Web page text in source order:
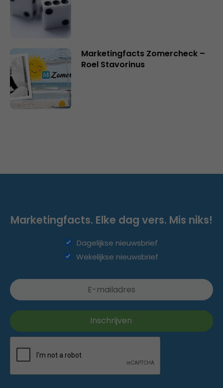
Marketingfacts Zomercheck –
Roel Stavorinus
Marketingfacts. Elke dag vers. Mis niks!
Dagelijkse nieuwsbrief
Wekelijkse nieuwsbrief